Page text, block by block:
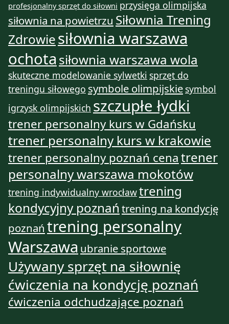
profesjonalny sprzęt do siłowni przysięga olimpijska
siłownia na powietrzu Siłownia Trening
Zdrowiesiłownia warszawa
ochota siłownia warszawa wola
skuteczne modelowanie sylwetki sprzęt do
treningu siłowego symbole olimpijskie symbol
igrzysk olimpijskich szczupłe łydki
trener personalny kurs w Gdańsku
trener personalny kurs w krakowie
trener personalny poznań cenatrener
personalny warszawa mokotów
trening indywidualny wrocławtrening
kondycyjny poznań trening na kondycję
poznań trening personalny
Warszawa ubranie sportowe
Używany sprzęt na siłownię
ćwiczenia na kondycję poznań
ćwiczenia odchudzające poznań